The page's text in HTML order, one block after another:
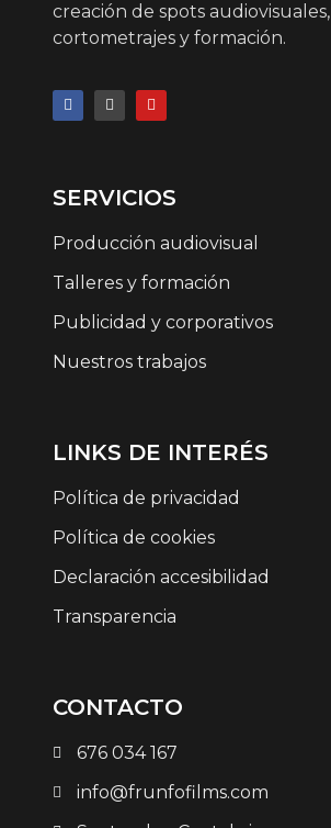
creación de spots audiovisuales,
cortometrajes y formación.
SERVICIOS
Producción audiovisual
Talleres y formación
Publicidad y corporativos
Nuestros trabajos
LINKS DE INTERÉS
Política de privacidad
Política de cookies
Declaración accesibilidad
Transparencia
CONTACTO
676 034 167
info@frunfofilms.com